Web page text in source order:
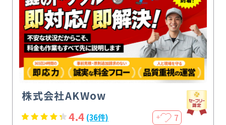
株式会社AKWow
4.4 (36件) ＋ 7